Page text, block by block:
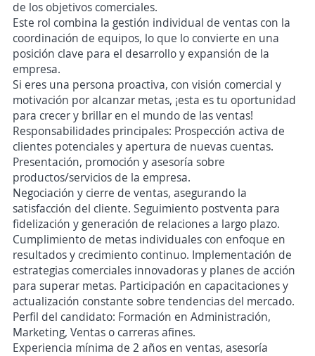
de los objetivos comerciales.
Este rol combina la gestión individual de ventas con la
coordinación de equipos, lo que lo convierte en una
posición clave para el desarrollo y expansión de la
empresa.
Si eres una persona proactiva, con visión comercial y
motivación por alcanzar metas, ¡esta es tu oportunidad
para crecer y brillar en el mundo de las ventas!
Responsabilidades principales: Prospección activa de
clientes potenciales y apertura de nuevas cuentas.
Presentación, promoción y asesoría sobre
productos/servicios de la empresa.
Negociación y cierre de ventas, asegurando la
satisfacción del cliente. Seguimiento postventa para
fidelización y generación de relaciones a largo plazo.
Cumplimiento de metas individuales con enfoque en
resultados y crecimiento continuo. Implementación de
estrategias comerciales innovadoras y planes de acción
para superar metas. Participación en capacitaciones y
actualización constante sobre tendencias del mercado.
Perfil del candidato: Formación en Administración,
Marketing, Ventas o carreras afines.
Experiencia mínima de 2 años en ventas, asesoría